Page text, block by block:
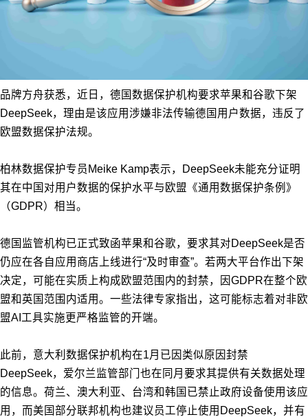
品牌方舟获悉，近日，德国数据保护机构要求苹果和谷歌下架
DeepSeek，理由是该应用涉嫌非法传输德国用户数据，违反了
欧盟数据保护法规。
柏林数据保护专员Meike Kamp表示，DeepSeek未能充分证明
其在中国对用户数据的保护水平与欧盟《通用数据保护条例》
（GDPR）相当。
德国监管机构已正式致函苹果和谷歌，要求其对DeepSeek是否
仍应在各自应用商店上线进行“及时审查”。若两大平台作出下架
决定，可能在实质上构成欧盟范围内的封禁，因GDPR在整个欧
盟和英国范围内适用。一些法律专家指出，这可能标志着对非欧
盟AI工具实施更严格监管的开端。
此前，意大利数据保护机构在1月已因类似原因封禁
DeepSeek，爱尔兰监管部门也在同月要求其提供有关数据处理
的信息。荷兰、澳大利亚、台湾和韩国已禁止政府设备使用该应
用，而美国部分联邦机构也建议员工停止使用DeepSeek，并有